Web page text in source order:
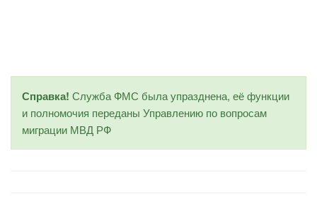
Справка! Служба ФМС была упразднена, её функции
и полномочия переданы Управлению по вопросам
миграции МВД РФ